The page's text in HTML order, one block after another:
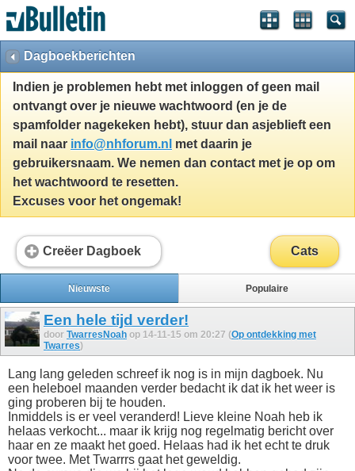
Dagboekberichten
Indien je problemen hebt met inloggen of geen mail
ontvangt over je nieuwe wachtwoord (en je de
spamfolder nagekeken hebt), stuur dan asjeblieft een
mail naar info@nhforum.nl met daarin je
gebruikersnaam. We nemen dan contact met je op om
het wachtwoord te resetten.
Excuses voor het ongemak!
Creëer Dagboek Cats
Nieuwste Populaire
Een hele tijd verder!
door TwarresNoah op 14-11-15 om 20:27 (Op ontdekking met
Twarres)
Lang lang geleden schreef ik nog is in mijn dagboek. Nu
een heleboel maanden verder bedacht ik dat ik het weer is
ging proberen bij te houden.
Inmiddels is er veel veranderd! Lieve kleine Noah heb ik
helaas verkocht... maar ik krijg nog regelmatig bericht over
haar en ze maakt het goed. Helaas had ik het echt te druk
voor twee. Met Twarrrs gaat het geweldig.